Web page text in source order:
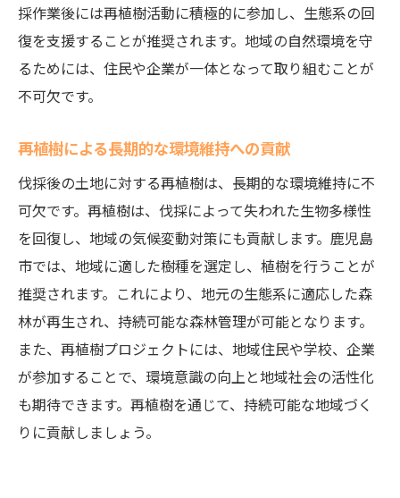
採作業後には再植樹活動に積極的に参加し、生態系の回
復を支援することが推奨されます。地域の自然環境を守
るためには、住民や企業が一体となって取り組むことが
不可欠です。
再植樹による長期的な環境維持への貢献
伐採後の土地に対する再植樹は、長期的な環境維持に不
可欠です。再植樹は、伐採によって失われた生物多様性
を回復し、地域の気候変動対策にも貢献します。鹿児島
市では、地域に適した樹種を選定し、植樹を行うことが
推奨されます。これにより、地元の生態系に適応した森
林が再生され、持続可能な森林管理が可能となります。
また、再植樹プロジェクトには、地域住民や学校、企業
が参加することで、環境意識の向上と地域社会の活性化
も期待できます。再植樹を通じて、持続可能な地域づく
りに貢献しましょう。